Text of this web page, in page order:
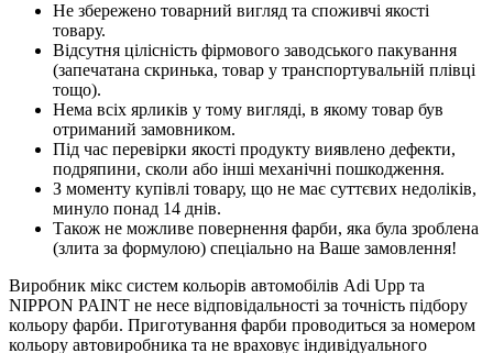
Не збережено товарний вигляд та споживчі якості
товару.
Відсутня цілісність фірмового заводського пакування
(запечатана скринька, товар у транспортувальній плівці
тощо).
Нема всіх ярликів у тому вигляді, в якому товар був
отриманий замовником.
Під час перевірки якості продукту виявлено дефекти,
подряпини, сколи або інші механічні пошкодження.
З моменту купівлі товару, що не має суттєвих недоліків,
минуло понад 14 днів.
Також не можливе повернення фарби, яка була зроблена
(злита за формулою) спеціально на Ваше замовлення!
Виробник мікс систем кольорів автомобілів Adi Upp та
NIPPON PAINT не несе відповідальності за точність підбору
кольору фарби. Приготування фарби проводиться за номером
кольору автовиробника та не враховує індивідуального